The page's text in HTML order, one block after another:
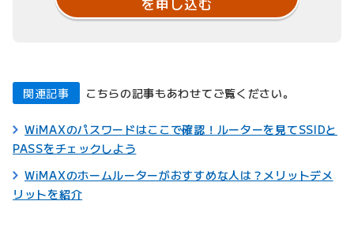
を申し込む
関連記事 こちらの記事もあわせてご覧ください。
WiMAXのパスワードはここで確認！ルーターを見てSSIDと
PASSをチェックしよう
WiMAXのホームルーターがおすすめな人は？メリットデメ
リットを紹介